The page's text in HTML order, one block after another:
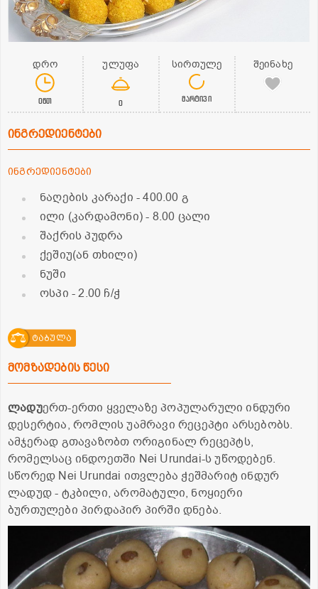
დრო
0წთ
ულუფა
0
სირთულე
მარტივი
შეინახე
ინგრედიენტები
ინგრედიენტები
ნაღების კარაქი - 400.00 გ
ილი (კარდამონი)- 8.00 ცალი
შაქრის პუდრა
ქეშიუ(ან თხილი)
ნუში
ოსპი - 2.00 ჩ/ჭ
ტაბულა
მომზადების წესი
ლადუერთ-ერთი ყველაზე პოპულარული ინდური
დესერტია, რომლის უამრავი რეცეპტი არსებობს.
ამჯერად გთავაზობთ ორიგინალ რეცეპტს,
რომელსაც ინდოეთში Nei Urundai-ს უწოდებენ.
სწორედ Nei Urundai ითვლება ჭეშმარიტ ინდურ
ლადუდ - ტკბილი, არომატული, ნოყიერი
ბურთულები პირდაპირ პირში დნება.